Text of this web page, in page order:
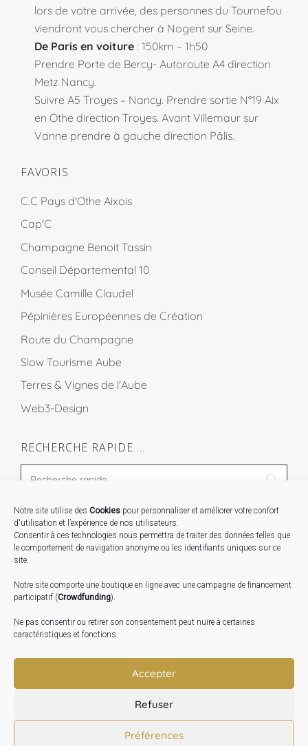
Notre site utilise des Cookies pour personnaliser et améliorer votre confort
d'utilisation et l’expérience de nos utilisateurs.
Consentir à ces technologies nous permettra de traiter des données telles que
le comportement de navigation anonyme ou les identifiants uniques sur ce
site.
Notre site comporte une boutique en ligne avec une campagne de financement
participatif (Crowdfunding).
Ne pas consentir ou retirer son consentement peut nuire à certaines
caractéristiques et fonctions.
Accepter
Refuser
Préférences
lors de votre arrivée, des personnes du Tournefou
viendront vous chercher à Nogent sur Seine.
De Paris en voiture : 150km – 1h50
Prendre Porte de Bercy- Autoroute A4 direction
Metz Nancy.
Suivre A5 Troyes – Nancy. Prendre sortie N°19 Aix
en Othe direction Troyes. Avant Villemaur sur
Vanne prendre à gauche direction Pâlis.
FAVORIS
C.C Pays d'Othe Aixois
Cap'C
Champagne Benoit Tassin
Conseil Départemental 10
Musée Camille Claudel
Pépinières Européennes de Création
Route du Champagne
Slow Tourisme Aube
Terres & Vignes de l'Aube
Web3-Design
RECHERCHE RAPIDE …
STAGES …
Expo « Mesures de lumière » du 19 Sept au 29 Nov.
Inauguration de la Grange : Le 17 Oct. 2026
Atelier Image : L’art au service de la santé mentale –
10 Oct. 2026